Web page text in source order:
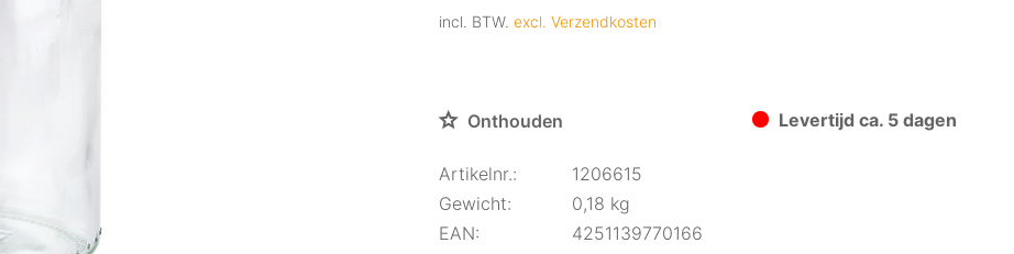
incl. BTW. excl. Verzendkosten
Onthouden Levertijd ca. 5 dagen
Artikelnr.:
1206615
Gewicht:
0,18 kg
EAN:
4251139770166